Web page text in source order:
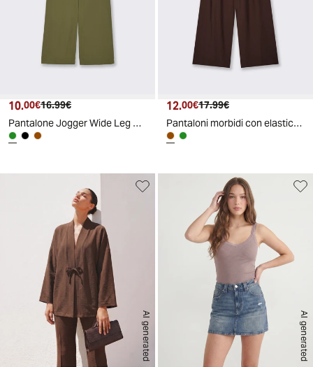
Prezzo attuale
10.00€ Prezzo originale
16.99€
Pantalone Jogger Wide Leg con Coulisse - Kaky 1
Prezzo attuale
12.00€ Prezzo originale
17.99€
Pantaloni morbidi con elastico per lei - Moro
AI generated AI generated